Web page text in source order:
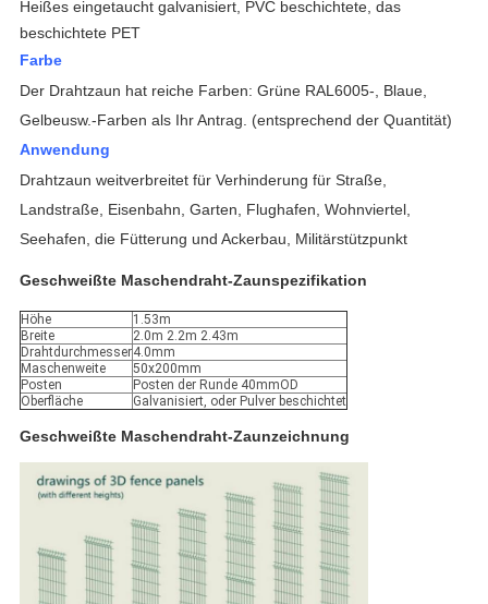
Heißes eingetaucht galvanisiert, PVC beschichtete, das
beschichtete PET
Farbe
Der Drahtzaun hat reiche Farben: Grüne RAL6005-, Blaue,
Gelbeusw.-Farben als Ihr Antrag. (entsprechend der Quantität)
Anwendung
Drahtzaun weitverbreitet für Verhinderung für Straße,
Landstraße, Eisenbahn, Garten, Flughafen, Wohnviertel,
Seehafen, die Fütterung und Ackerbau, Militärstützpunkt
Geschweißte Maschendraht-Zaunspezifikation
Höhe
1.53m
Breite
2.0m 2.2m 2.43m
Drahtdurchmesser4.0mm
Maschenweite
50x200mm
Posten
Posten der Runde 40mmOD
Oberfläche
Galvanisiert, oder Pulver beschichtet
Geschweißte Maschendraht-Zaunzeichnung